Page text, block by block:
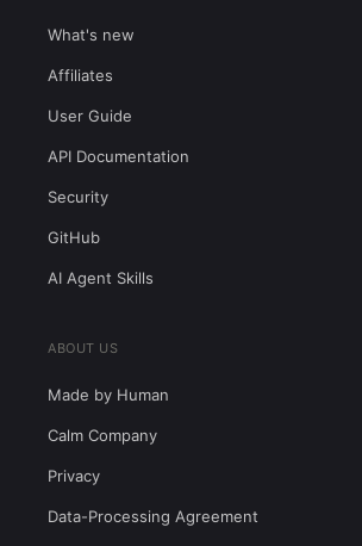
What's new
Affiliates
User Guide
API Documentation
Security
GitHub
AI Agent Skills
ABOUT US
Made by Human
Calm Company
Privacy
Data-Processing Agreement